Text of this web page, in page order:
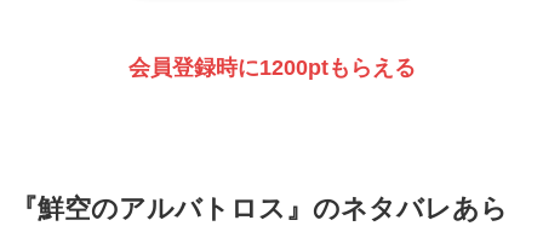
会員登録時に1200ptもらえる
『鮮空のアルバトロス』のネタバレあら